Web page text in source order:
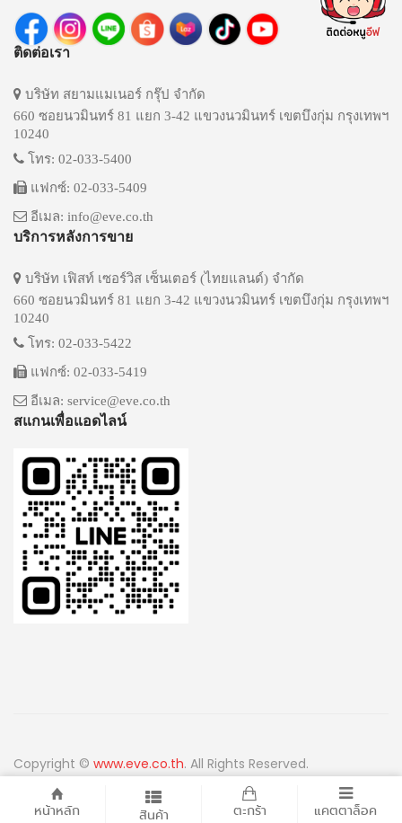
ติดต่อเรา
บริษัท สยามแมเนอร์ กรุ๊ป จำกัด
660 ซอยนวมินทร์ 81 แยก 3-42 แขวงนวมินทร์ เขตบึงกุ่ม กรุงเทพฯ
10240
โทร: 02-033-5400
แฟกซ์: 02-033-5409
อีเมล: info@eve.co.th
บริการหลังการขาย
บริษัท เฟิสท์ เซอร์วิส เซ็นเตอร์ (ไทยแลนด์) จำกัด
660 ซอยนวมินทร์ 81 แยก 3-42 แขวงนวมินทร์ เขตบึงกุ่ม กรุงเทพฯ
10240
โทร: 02-033-5422
แฟกซ์: 02-033-5419
อีเมล: service@eve.co.th
สแกนเพื่อแอดไลน์
Copyright © www.eve.co.th. All Rights Reserved.
หน้าหลัก สินค้า ตะกร้า แคตตาล็อค